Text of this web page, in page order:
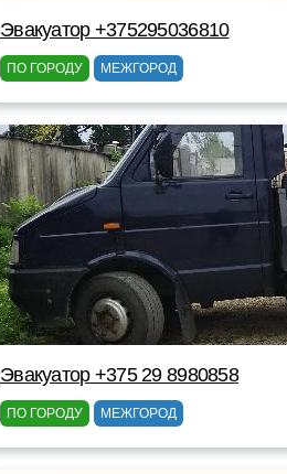
Эвакуатор +375295036810
ПО ГОРОДУ МЕЖГОРОД
Эвакуатор +375 29 8980858
ПО ГОРОДУ МЕЖГОРОД